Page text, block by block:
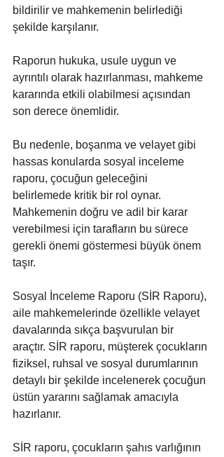
bildirilir ve mahkemenin belirlediği
şekilde karşılanır.
Raporun hukuka, usule uygun ve
ayrıntılı olarak hazırlanması, mahkeme
kararında etkili olabilmesi açısından
son derece önemlidir.
Bu nedenle, boşanma ve velayet gibi
hassas konularda sosyal inceleme
raporu, çocuğun geleceğini
belirlemede kritik bir rol oynar.
Mahkemenin doğru ve adil bir karar
verebilmesi için tarafların bu sürece
gerekli önemi göstermesi büyük önem
taşır.
Sosyal İnceleme Raporu (SİR Raporu),
aile mahkemelerinde özellikle velayet
davalarında sıkça başvurulan bir
araçtır. SİR raporu, müşterek çocukların
fiziksel, ruhsal ve sosyal durumlarının
detaylı bir şekilde incelenerek çocuğun
üstün yararını sağlamak amacıyla
hazırlanır.
SİR raporu, çocukların şahıs varlığının